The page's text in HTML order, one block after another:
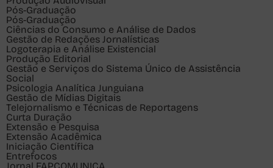
Pós-Graduação
Pós-Graduação
Ciências do Consumo e Análise de Dados
Gestão de Redações Jornalísticas
Logoterapia e Análise Existencial
Produção Editorial
Gestão e Serviços do Sistema Único de Assistência
Social
Psicologia Analítica Junguiana
Gestão de Mídias Digitais
Telejornalismo e Técnicas de Reportagens
Curta Duração
Extensão e Pesquisa
Extensão Acadêmica
Iniciação Científica
Entrefocos